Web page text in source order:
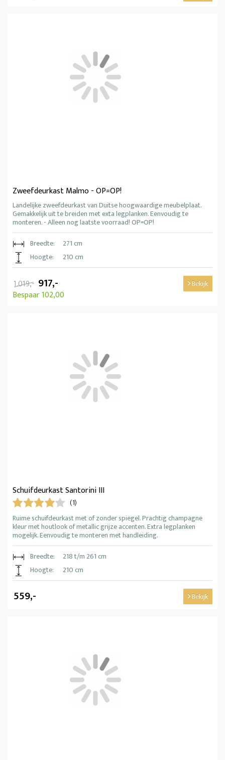
Zweefdeurkast Malmo - OP=OP!
Landelijke zweefdeurkast van Duitse hoogwaardige meubelplaat.
Gemakkelijk uit te breiden met exta legplanken. Eenvoudig te
monteren. - Alleen nog laatste voorraad! OP=OP!
Breedte:
271 cm
Hoogte:
210 cm
1.019,- 917,-
Bespaar 102,00
Bekijk
Schuifdeurkast Santorini III
(1)
Ruime schuifdeurkast met of zonder spiegel. Prachtig champagne
kleur met houtlook of metallic grijze accenten. Extra legplanken
mogelijk. Eenvoudig te monteren met handleiding.
Breedte:
218 t/m 261 cm
Hoogte:
210 cm
559,- Bekijk